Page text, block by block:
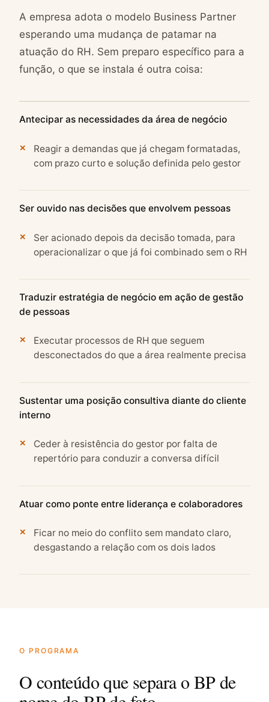
A empresa adota o modelo Business Partner
esperando uma mudança de patamar na
atuação do RH. Sem preparo específico para a
função, o que se instala é outra coisa:
Antecipar as necessidades da área de negócio
Reagir a demandas que já chegam formatadas,
com prazo curto e solução definida pelo gestor
Ser ouvido nas decisões que envolvem pessoas
Ser acionado depois da decisão tomada, para
operacionalizar o que já foi combinado sem o RH
Traduzir estratégia de negócio em ação de gestão
de pessoas
Executar processos de RH que seguem
desconectados do que a área realmente precisa
Sustentar uma posição consultiva diante do cliente
interno
Ceder à resistência do gestor por falta de
repertório para conduzir a conversa difícil
Atuar como ponte entre liderança e colaboradores
Ficar no meio do conflito sem mandato claro,
desgastando a relação com os dois lados
O PROGRAMA
O conteúdo que separa o BP de